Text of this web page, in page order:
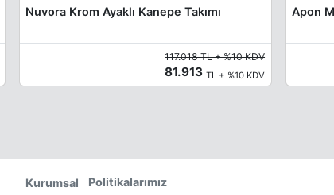
Nuvora Krom Ayaklı Kanepe Takımı
117.018 TL + %10 KDV
81.913TL + %10 KDV
Apon
Kurumsal Politikalarımız